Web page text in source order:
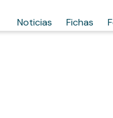
Noticias Fichas